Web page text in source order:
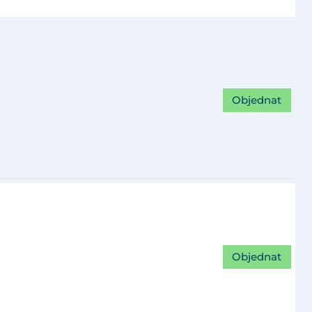
Objednat
Objednat